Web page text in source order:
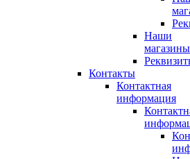
Наши
магазины
Контакты
Контактная
информация